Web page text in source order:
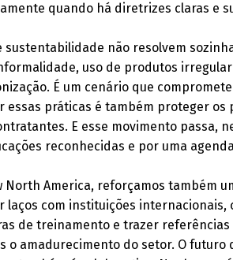
quando há diretrizes claras e
sustentabilidade não resolvem
uso de produtos
É um cenário que
essas práticas é também proteger os
E esse movimento passa,
reconhecidas e por uma
North America, reforçamos também
laços com instituições
de treinamento e trazer referências
o amadurecimento do setor. O